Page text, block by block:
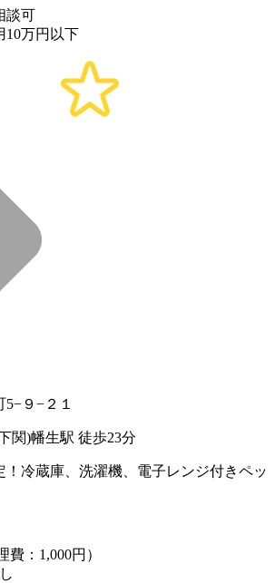
談可
10万円以下
９−２１
関)幡生駅 徒歩23分
！冷蔵庫、洗濯機、電子レンジ付きペッ
費：1,000円）